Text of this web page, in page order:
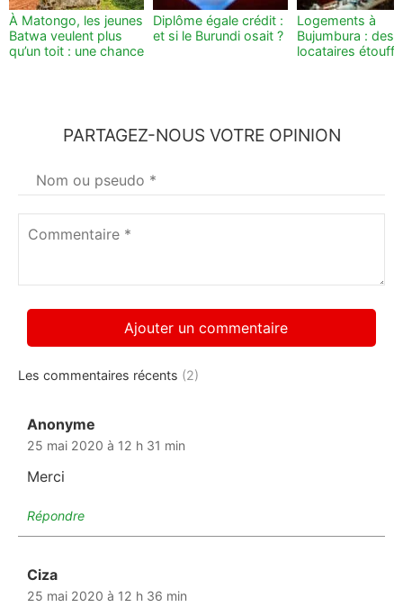
À Matongo, les jeunes
Batwa veulent plus
qu’un toit : une chance
Diplôme égale crédit :
et si le Burundi osait ?
Logements à
Bujumbura : des
locataires
PARTAGEZ-NOUS VOTRE OPINION
Votre
nom*
Les commentaires récents (2)
Anonyme
25 mai 2020 à 12 h 31 min
Merci
Répondre
Ciza
25 mai 2020 à 12 h 36 min